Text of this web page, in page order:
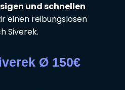
und schnellen
einen reibungslosen
Siverek.
Ø 150€